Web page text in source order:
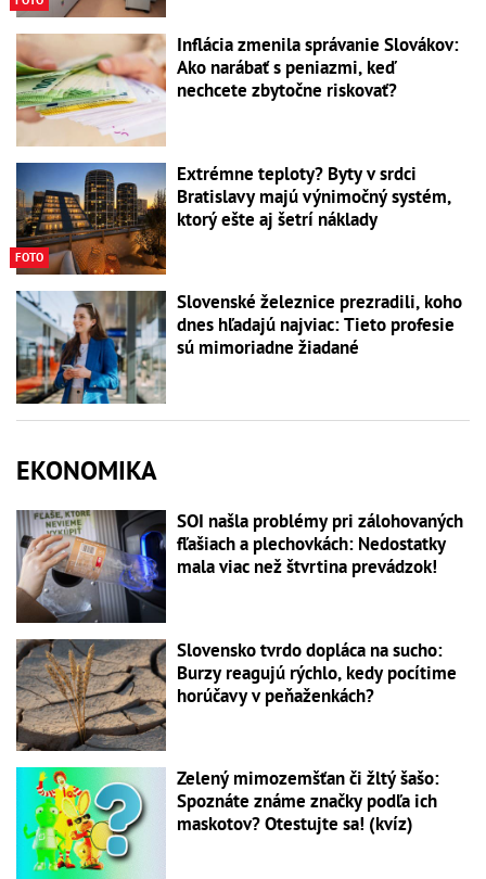
Inflácia zmenila správanie Slovákov:
Ako narábať s peniazmi, keď
nechcete zbytočne riskovať?
FOTO
Extrémne teploty? Byty v srdci
Bratislavy majú výnimočný systém,
ktorý ešte aj šetrí náklady
Slovenské železnice prezradili, koho
dnes hľadajú najviac: Tieto profesie
sú mimoriadne žiadané
EKONOMIKA
SOI našla problémy pri zálohovaných
fľašiach a plechovkách: Nedostatky
mala viac než štvrtina prevádzok!
Slovensko tvrdo dopláca na sucho:
Burzy reagujú rýchlo, kedy pocítime
horúčavy v peňaženkách?
Zelený mimozemšťan či žltý šašo:
Spoznáte známe značky podľa ich
maskotov? Otestujte sa! (kvíz)